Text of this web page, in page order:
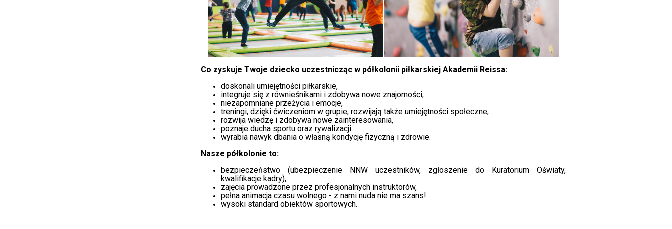
Co zyskuje Twoje dziecko uczestnicząc w półkolonii piłkarskiej Akademii Reissa:
doskonali umiejętności piłkarskie,
integruje się z równieśnikami i zdobywa nowe znajomości,
niezapomniane przeżycia i emocje,
treningi, dzięki ćwiczeniom w grupie, rozwijają także umiejętności społeczne,
rozwija wiedzę i zdobywa nowe zainteresowania,
poznaje ducha sportu oraz rywalizacji
wyrabia nawyk dbania o własną kondycję fizyczną i zdrowie.
Nasze półkolonie to:
bezpieczeństwo (ubezpieczenie NNW uczestników, zgłoszenie do Kuratorium Oświaty,
kwalifikacje kadry),
zajęcia prowadzone przez profesjonalnych instruktorów,
pełna animacja czasu wolnego - z nami nuda nie ma szans!
wysoki standard obiektów sportowych.